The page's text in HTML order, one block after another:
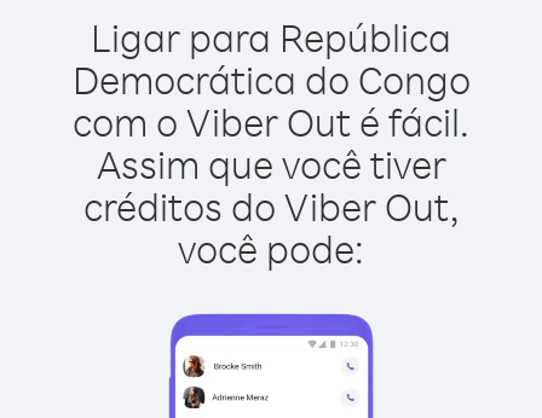
Ligar para República
Democrática do Congo
com o Viber Out é fácil.
Assim que você tiver
créditos do Viber Out,
você pode: